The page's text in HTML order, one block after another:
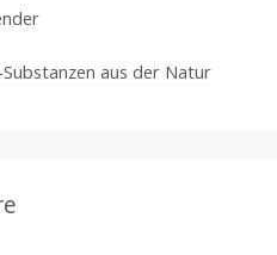
aus der Natur